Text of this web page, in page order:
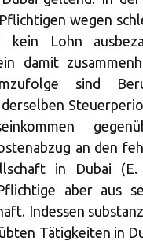
wegen
Lohn
damit
sind
an den
in Dubai (E.
aber aus
Indessen
Tätigkeiten in